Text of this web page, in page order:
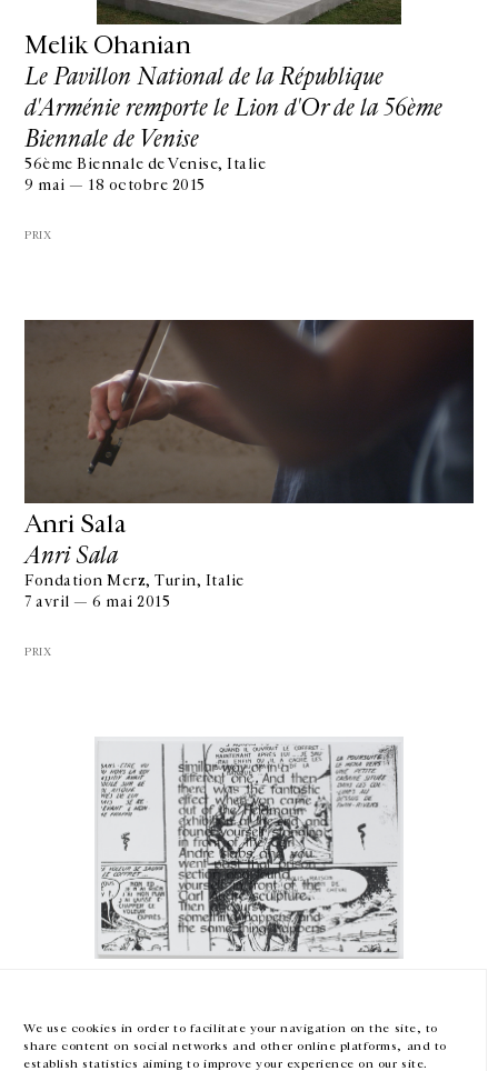
We use cookies in order to facilitate your navigation on the site, to
share content on social networks and other online platforms, and to
establish statistics aiming to improve your experience on our site.
Melik Ohanian
Le Pavillon National de la République
d'Arménie remporte le Lion d'Or de la 56ème
Biennale de Venise
56ème Biennale de Venise, Italie
9 mai — 18 octobre 2015
PRIX
Anri Sala
Anri Sala
Fondation Merz, Turin, Italie
7 avril — 6 mai 2015
PRIX
Museum Ludwig, Cologne
1er mars — 1er juin 2015
GALERIE CHANTAL CROUSEL
10 RUE CHARLOT, 75003 PARIS
+33 1 42 77 38 87
HORAIRES D'OUVERTURE
DU MARDI AU VENDREDI
EN FR 中文 Facebook Instagram